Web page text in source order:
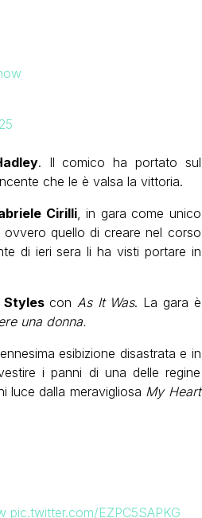
. Il comico ha portato sul
che le è valsa la vittoria.
Cirilli, in gara come unico
quello di creare nel corso
di ieri sera li ha visti portare in
Stylescon As It Was. La gara è
una donna.
esibizione disastrata e in
i panni di una delle regine
luce dalla meravigliosa My Heart
pic.twitter.com/EZPC5SAPKG